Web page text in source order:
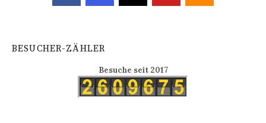
BESUCHER-ZÄHLER
Besuche seit 2017